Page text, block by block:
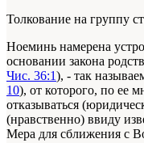
Толкование на группу
Ноеминь намерена
основании закона
Чис. 36:1), - так
10), от которого, по ее
отказываться
(нравственно) ввиду
Мера для сближения с